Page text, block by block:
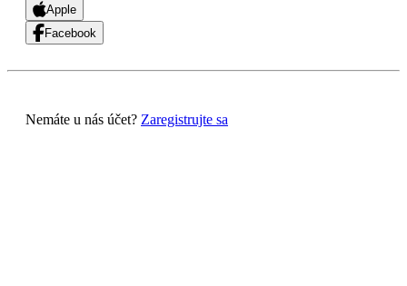
Apple
Facebook
Nemáte u nás účet? Zaregistrujte sa